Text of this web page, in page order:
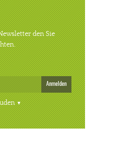
den Sie
Anmelden